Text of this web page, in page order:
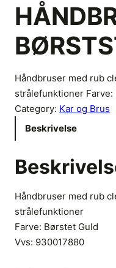
Håndbruser med rub
strålefunktioner
Category: Kar og Brus
Beskrivelse
Håndbruser med rub
strålefunktioner
Farve: Børstet Guld
Vvs: 930017880